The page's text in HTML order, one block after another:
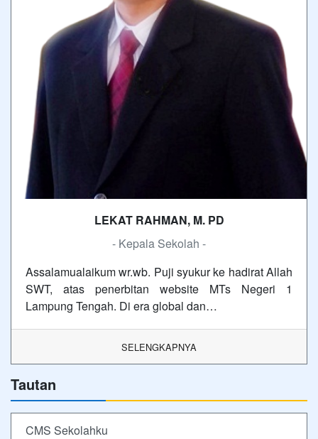
LEKAT RAHMAN, M. PD
- Kepala Sekolah -
Assalamualaikum wr.wb. Puji syukur ke hadirat Allah
SWT, atas penerbitan website MTs Negeri 1
Lampung Tengah. Di era global dan…
SELENGKAPNYA
Tautan
CMS Sekolahku